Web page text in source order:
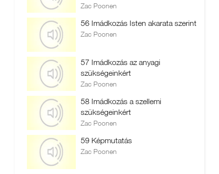
Zac Poonen
56 Imádkozás Isten akarata szerint
Zac Poonen
57 Imádkozás az anyagi
szükségeinkért
Zac Poonen
58 Imádkozás a szellemi
szükségeinkért
Zac Poonen
59 Képmutatás
Zac Poonen